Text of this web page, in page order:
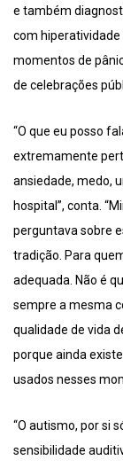
e também
com hiperatividade
momentos de
de celebrações
“O que eu posso
extremamente
ansiedade, medo,
hospital”, conta.
perguntava sobre
tradição. Para
adequada. Não é
sempre a mesma
qualidade de vida
porque ainda
usados nesses
“O autismo, por si
sensibilidade